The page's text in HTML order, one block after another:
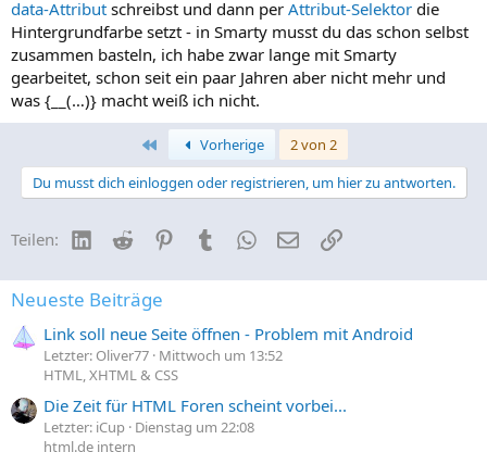
data-Attribut schreibst und dann per Attribut-Selektor die
Hintergrundfarbe setzt - in Smarty musst du das schon selbst
zusammen basteln, ich habe zwar lange mit Smarty
gearbeitet, schon seit ein paar Jahren aber nicht mehr und
was {__(…)} macht weiß ich nicht.
Erste Vorherige
2 von 2
Du musst dich einloggen oder registrieren, um hier zu antworten.
Teilen: LinkedIn
Reddit PinterestTumblrWhatsApp
E-MailLink
Neueste Beiträge
Link soll neue Seite öffnen - Problem mit Android
Letzter: Oliver77 Mittwoch um 13:52
HTML, XHTML & CSS
Die Zeit für HTML Foren scheint vorbei...
Letzter: iCup Dienstag um 22:08
html.de intern